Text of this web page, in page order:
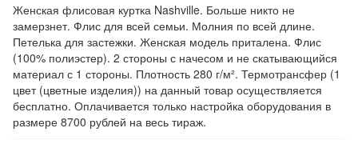
Женская флисовая куртка Nashville. Больше никто не
замерзнет. Флис для всей семьи. Молния по всей длине.
Петелька для застежки. Женская модель приталена. Флис
(100% полиэстер). 2 стороны с начесом и не скатывающийся
материал с 1 стороны. Плотность 280 г/м². Термотрансфер (1
цвет (цветные изделия)) на данный товар осуществляется
бесплатно. Оплачивается только настройка оборудования в
размере 8700 рублей на весь тираж.